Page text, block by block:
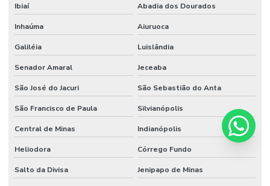
Ibiaí Abadia dos Dourados
Inhaúma Aiuruoca
Galiléia Luislândia
Senador Amaral Jeceaba
São José do Jacuri São Sebastião do Anta
São Francisco de Paula Silvianópolis
Central de Minas Indianópolis
Heliodora Córrego Fundo
Salto da Divisa Jenipapo de Minas